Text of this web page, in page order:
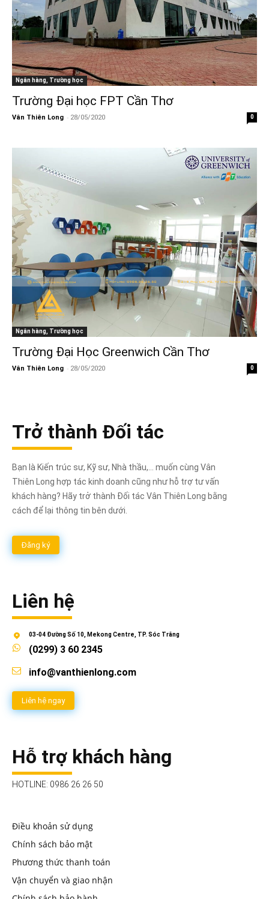
Ngân hàng, Trường học
Trường Đại học FPT Cần Thơ
Vân Thiên Long - 28/05/2020 0
Ngân hàng, Trường học
Trường Đại Học Greenwich Cần Thơ
Vân Thiên Long - 28/05/2020 0
Trở thành Đối tác
Bạn là Kiến trúc sư, Kỹ sư, Nhà thầu,... muốn cùng Vân
Thiên Long hợp tác kinh doanh cũng như hỗ trợ tư vấn
khách hàng? Hãy trở thành Đối tác Vân Thiên Long bằng
cách để lại thông tin bên dưới.
Đăng ký
Liên hệ
03-04 Đường Số 10, Mekong Centre, TP. Sóc Trăng
(0299) 3 60 2345
info@vanthienlong.com
Liên hệ ngay
Hỗ trợ khách hàng
HOTLINE: 0986 26 26 50
Điều khoản sử dụng
Chính sách bảo mật
Phương thức thanh toán
Vận chuyển và giao nhận